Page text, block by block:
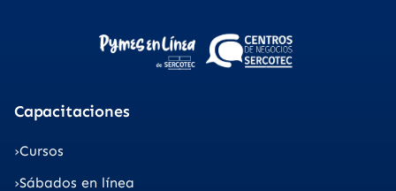
Capacitaciones
Cursos
Sábados en línea